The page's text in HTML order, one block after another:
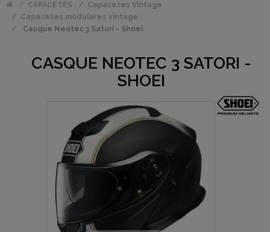
CAPACETES
Capacetes Vintage
Capacetes modulares vintage
Casque Neotec 3 Satori - Shoei
CASQUE NEOTEC 3 SATORI -
SHOEI